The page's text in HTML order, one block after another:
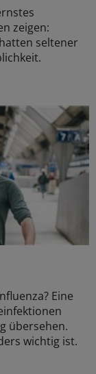
zeigen:
seltener
Eine
übersehen.
wichtig ist.